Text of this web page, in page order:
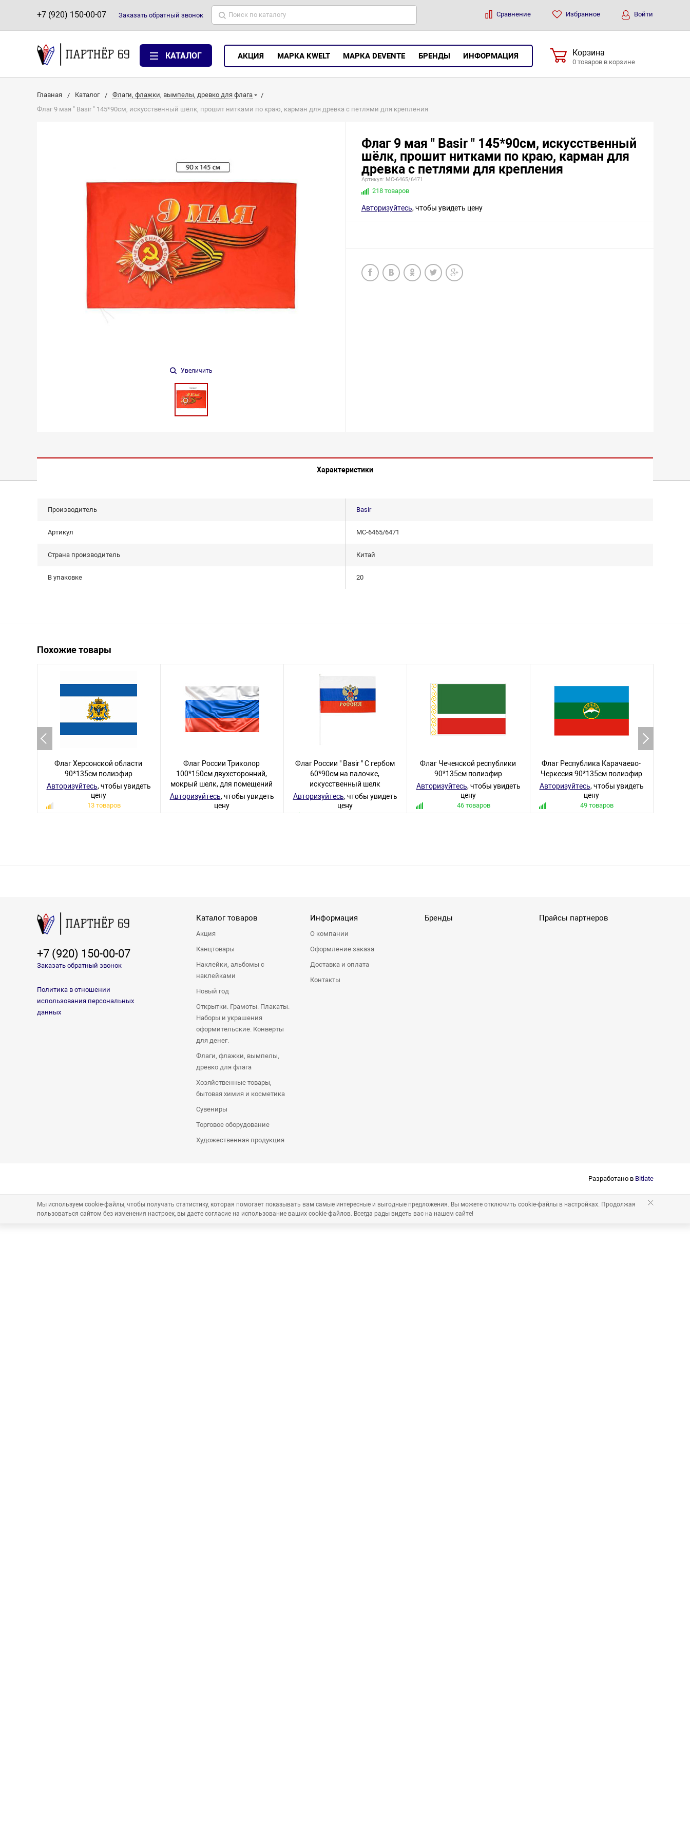
+7 (920) 150-00-07 Заказать обратный звонок Сравнение Избранное Войти
КАТАЛОГ АКЦИЯ МАРКА KWELT МАРКА DEVENTE БРЕНДЫ ИНФОРМАЦИЯ Корзина
0 товаров в корзине
Главная Каталог
Флаги, флажки, вымпелы, древко для флага
Флаг 9 мая " Basir " 145*90см, искусственный шёлк, прошит нитками по краю, карман для древка с петлями для крепления
Увеличить
Флаг 9 мая " Basir " 145*90см, искусственный
шёлк, прошит нитками по краю, карман для
древка с петлями для крепления
Артикул: МС-6465/6471
218 товаров
Авторизуйтесь, чтобы увидеть цену
Характеристики
Производитель Basir
Артикул МС-6465/6471
Страна производитель Китай
В упаковке 20
Похожие товары
Флаг Херсонской области
90*135см полиэфир
Авторизуйтесь, чтобы увидеть
цену
13 товаров
Флаг России Триколор
100*150см двухсторонний,
мокрый шелк, для помещений
Авторизуйтесь, чтобы увидеть
цену
Флаг России " Basir " С гербом
60*90см на палочке,
искусственный шелк
Авторизуйтесь, чтобы увидеть
цену
Флаг Чеченской республики
90*135см полиэфир
Авторизуйтесь, чтобы увидеть
цену
46 товаров
Флаг Республика Карачаево-
Черкесия 90*135см полиэфир
Авторизуйтесь, чтобы увидеть
цену
49 товаров
+7 (920) 150-00-07
Заказать обратный звонок
Политика в отношении
использования персональных
данных
Каталог товаров
Акция
Канцтовары
Наклейки, альбомы с
наклейками
Новый год
Открытки. Грамоты. Плакаты.
Наборы и украшения
оформительские. Конверты
для денег.
Флаги, флажки, вымпелы,
древко для флага
Хозяйственные товары,
бытовая химия и косметика
Сувениры
Торговое оборудование
Художественная продукция
Информация
О компании
Оформление заказа
Доставка и оплата
Контакты
Бренды Прайсы партнеров
Разработано в Bitlate
Мы используем cookie-файлы, чтобы получать статистику, которая помогает показывать вам самые интересные и выгодные предложения. Вы можете отключить cookie-файлы в настройках. Продолжая
пользоваться сайтом без изменения настроек, вы даете согласие на использование ваших cookie-файлов. Всегда рады видеть вас на нашем сайте!